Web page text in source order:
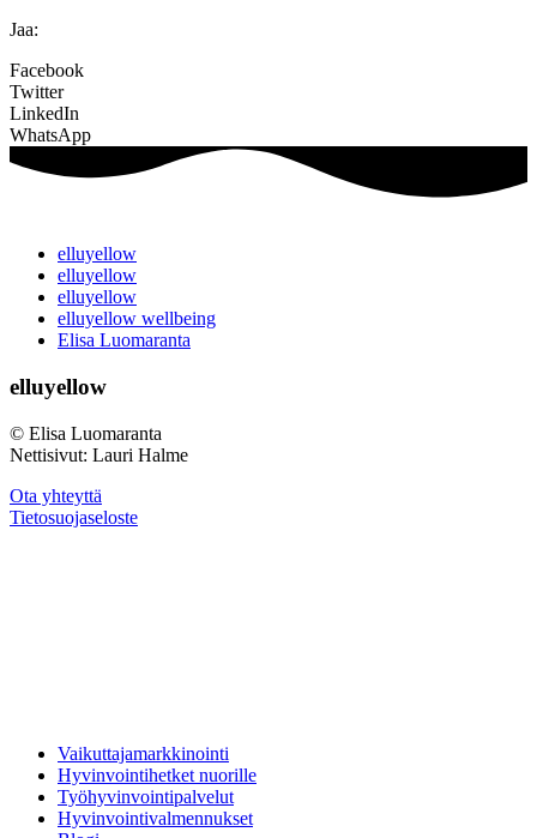
Jaa:
Facebook
Twitter
LinkedIn
WhatsApp
elluyellow
elluyellow
elluyellow
elluyellow wellbeing
Elisa Luomaranta
elluyellow
© Elisa Luomaranta
Nettisivut: Lauri Halme
Ota yhteyttä
Tietosuojaseloste
Vaikuttajamarkkinointi
Hyvinvointihetket nuorille
Työhyvinvointipalvelut
Hyvinvointivalmennukset